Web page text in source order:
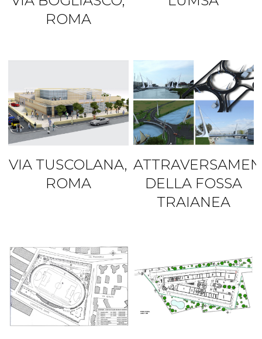
ROMA
VIA TUSCOLANA,
ROMA
DELLA FOSSA
TRAIANEA